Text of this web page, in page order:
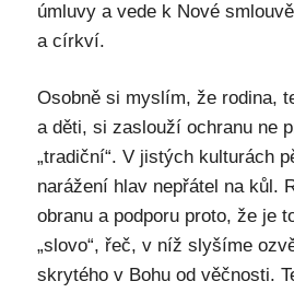
úmluvy a vede k Nové
a církví.
Osobně si myslím, že rodina,
a děti, si zaslouží ochranu ne
„tradiční“. V jistých kulturách
narážení hlav nepřátel na kůl.
obranu a podporu proto, že je
„slovo“, řeč, v níž slyšíme
skrytého v Bohu od věčnosti.